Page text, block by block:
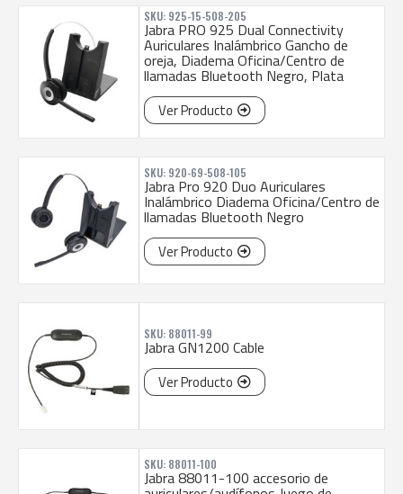
SKU: 925-15-508-205
Jabra PRO 925 Dual Connectivity
Auriculares Inalámbrico Gancho de
oreja, Diadema Oficina/Centro de
llamadas Bluetooth Negro, Plata
Ver Producto
SKU: 920-69-508-105
Jabra Pro 920 Duo Auriculares
Inalámbrico Diadema Oficina/Centro de
llamadas Bluetooth Negro
Ver Producto
SKU: 88011-99
Jabra GN1200 Cable
Ver Producto
SKU: 88011-100
Jabra 88011-100 accesorio de